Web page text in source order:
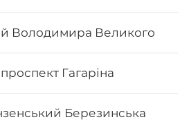
Володимира Великого
Гагаріна
Березинська